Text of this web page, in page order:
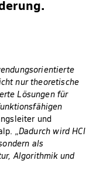
nur theoretische
Lösungen für
und
„Dadurch wird HCI
als
Algorithmik und